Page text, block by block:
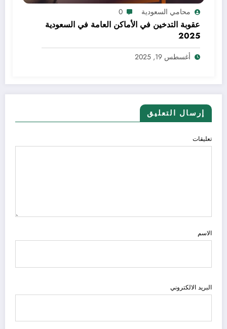
محامي السعودية 0
عقوبة التدخين في الأماكن العامة في السعودية
2025
أغسطس 19, 2025
إرسال التعليق
تعليقات
الاسم
البريد الالكتروني